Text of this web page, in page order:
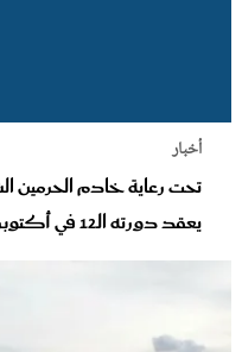
أخبار
تحت رعاية خادم الحرمين
يعقد دورته الـ12 في أكتوبر القادم